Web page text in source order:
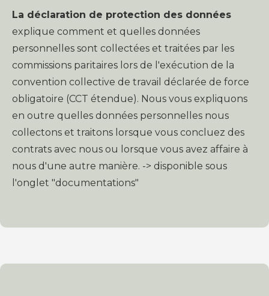
La déclaration de protection des données
explique comment et quelles données
personnelles sont collectées et traitées par les
commissions paritaires lors de l'exécution de la
convention collective de travail déclarée de force
obligatoire (CCT étendue). Nous vous expliquons
en outre quelles données personnelles nous
collectons et traitons lorsque vous concluez des
contrats avec nous ou lorsque vous avez affaire à
nous d'une autre manière. -> disponible sous
l'onglet "documentations"